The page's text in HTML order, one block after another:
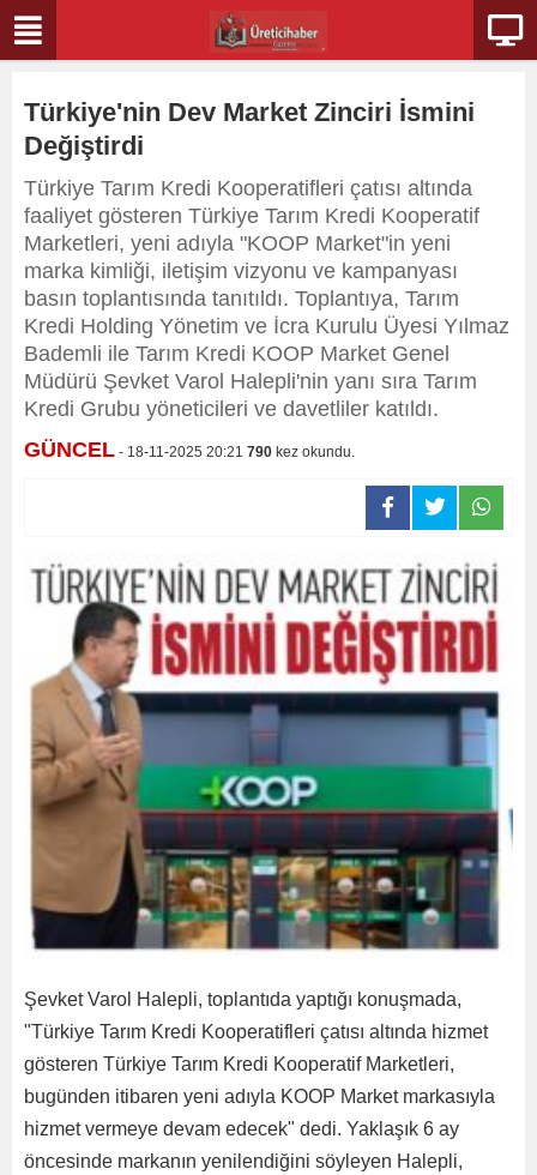
Türkiye'nin Dev Market Zinciri İsmini
Değiştirdi
Türkiye Tarım Kredi Kooperatifleri çatısı altında
faaliyet gösteren Türkiye Tarım Kredi Kooperatif
Marketleri, yeni adıyla "KOOP Market"in yeni
marka kimliği, iletişim vizyonu ve kampanyası
basın toplantısında tanıtıldı. Toplantıya, Tarım
Kredi Holding Yönetim ve İcra Kurulu Üyesi Yılmaz
Bademli ile Tarım Kredi KOOP Market Genel
Müdürü Şevket Varol Halepli'nin yanı sıra Tarım
Kredi Grubu yöneticileri ve davetliler katıldı.
GÜNCEL - 18-11-2025 20:21 790 kez okundu.
Şevket Varol Halepli, toplantıda yaptığı konuşmada,
"Türkiye Tarım Kredi Kooperatifleri çatısı altında hizmet
gösteren Türkiye Tarım Kredi Kooperatif Marketleri,
bugünden itibaren yeni adıyla KOOP Market markasıyla
hizmet vermeye devam edecek" dedi. Yaklaşık 6 ay
öncesinde markanın yenilendiğini söyleyen Halepli,